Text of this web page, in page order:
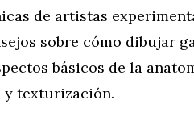
de artistas
sobre cómo dibujar
básicos de la
y texturización.